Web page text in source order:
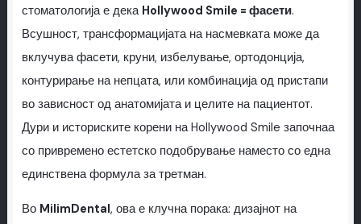
стоматологија е дека Hollywood Smile = фасети.
Всушност, трансформацијата на насмевката може да
вклучува фасети, круни, избелување, ортодонција,
контурирање на непцата, или комбинација од пристапи
во зависност од анатомијата и целите на пациентот.
Дури и историските корени на Hollywood Smile започнаа
со привремено естетско подобрување наместо со една
единствена формула за третман.
Во MilimDental, ова е клучна порака: дизајнот на